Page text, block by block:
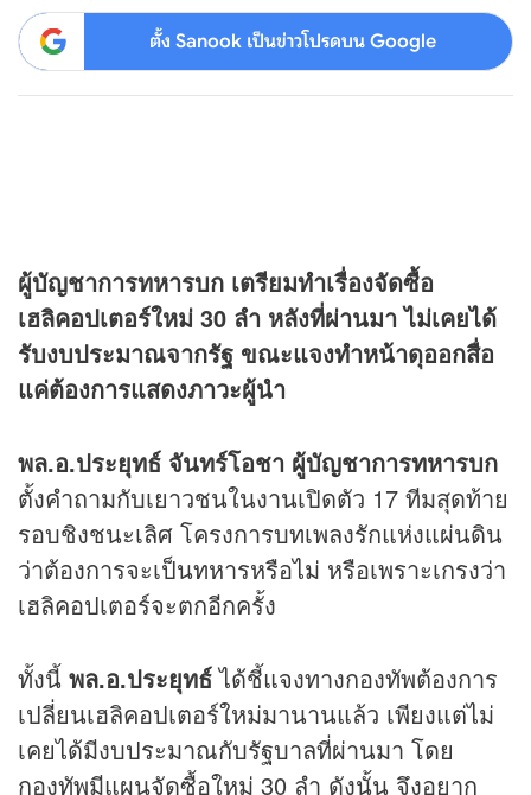
ตั้ง Sanook เป็นข่าวโปรดบน Google
ผู้บัญชาการทหารบก เตรียมทำเรื่องจัดซื้อ
เฮลิคอปเตอร์ใหม่ 30 ลำ หลังที่ผ่านมา ไม่เคยได้
รับงบประมาณจากรัฐ ขณะแจงทำหน้าดุออกสื่อ
แค่ต้องการแสดงภาวะผู้นำ
พล.อ.ประยุทธ์ จันทร์โอชา ผู้บัญชาการทหารบก
ตั้งคำถามกับเยาวชนในงานเปิดตัว 17 ทีมสุดท้าย
รอบชิงชนะเลิศ โครงการบทเพลงรักแห่งแผ่นดิน
ว่าต้องการจะเป็นทหารหรือไม่ หรือเพราะเกรงว่า
เฮลิคอปเตอร์จะตกอีกครั้ง
ทั้งนี้ พล.อ.ประยุทธ์ได้ชี้แจงทางกองทัพต้องการ
เปลี่ยนเฮลิคอปเตอร์ใหม่มานานแล้ว เพียงแต่ไม่
เคยได้มีงบประมาณกับรัฐบาลที่ผ่านมา โดย
กองทัพมีแผนจัดซื้อใหม่ 30 ลำ ดังนั้น จึงอยาก